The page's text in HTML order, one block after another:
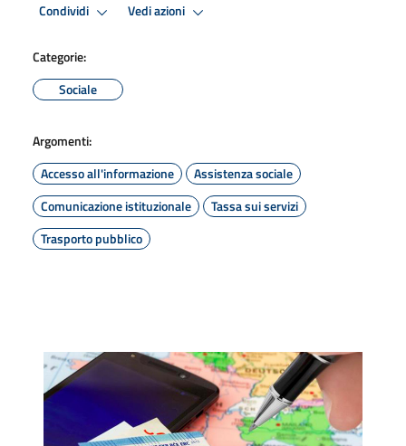
Condividi Vedi azioni
Categorie:
Sociale
Argomenti:
Accesso all'informazione
Assistenza sociale
Comunicazione istituzionale
Tassa sui servizi
Trasporto pubblico